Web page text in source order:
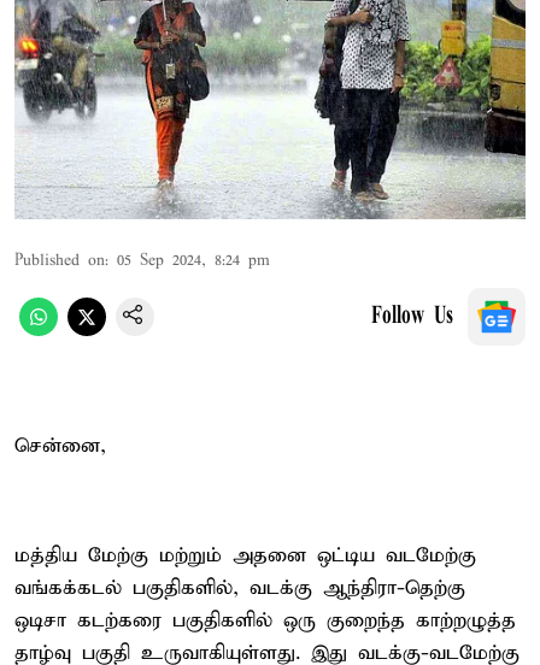
Published on: 05 Sep 2024, 8:24 pm
Follow Us
சென்னை,
மத்திய மேற்கு மற்றும் அதனை ஒட்டிய வடமேற்கு
வங்கக்கடல் பகுதிகளில், வடக்கு ஆந்திரா-தெற்கு
ஒடிசா கடற்கரை பகுதிகளில் ஒரு குறைந்த காற்றழுத்த
தாழ்வு பகுதி உருவாகியுள்ளது. இது வடக்கு-வடமேற்கு